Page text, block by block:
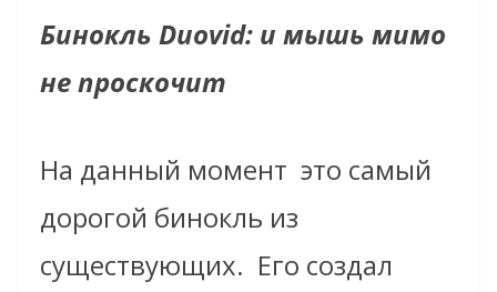
Бинокль Duovid: и мышь мимо
не проскочит
На данный момент это самый
дорогой бинокль из
существующих. Его создал